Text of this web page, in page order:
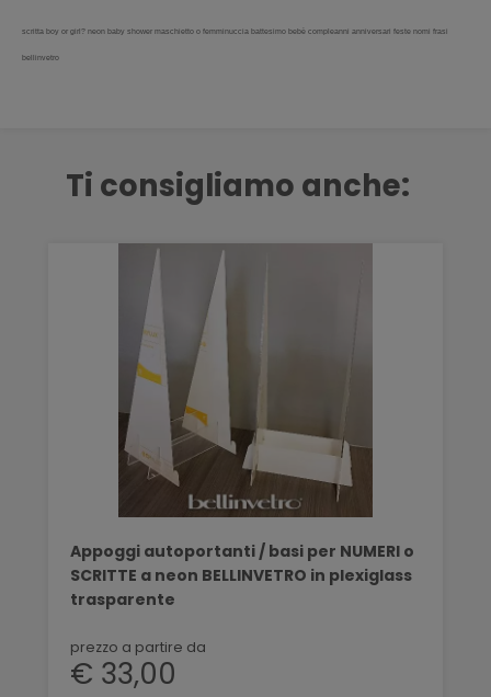
scritta boy or girl? neon baby shower maschietto o femminuccia battesimo bebè compleanni anniversari feste nomi frasi
bellinvetro
Ti consigliamo anche:
Appoggi autoportanti / basi per NUMERI o
SCRITTE a neon BELLINVETRO in plexiglass
trasparente
prezzo a partire da
€ 33,00